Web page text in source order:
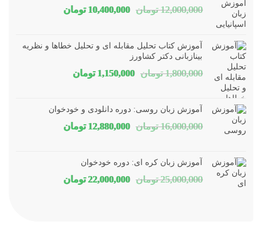
12,000,000 تومان قیمت
بود.
10,400,000 تومانقیمت
است.
آموزش کتاب تحلیل مقابله ای و تحلیل خطاها و نظریه
بینازبانی دکتر کشاورز
1,800,000 تومان قیمت
بود.
1,150,000 تومانقیمت
است.
آموزش زبان روسی: دوره دانلودی و خودخوان
16,000,000 تومان قیمت
بود.
12,880,000 تومانقیمت
آموزش زبان کره ای: دوره خودخوان
25,000,000 تومان قیمت
22,000,000 تومانقیمت